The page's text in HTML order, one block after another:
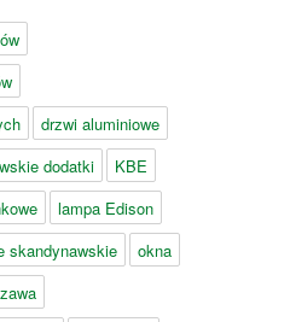
drzwi aluminiowe
dodatki
KBE
lampa Edison
skandynawskie
okna